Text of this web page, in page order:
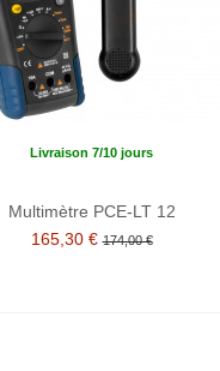
Livraison 7/10 jours
Multimètre PCE-LT 12
165,30 € 174,00 €